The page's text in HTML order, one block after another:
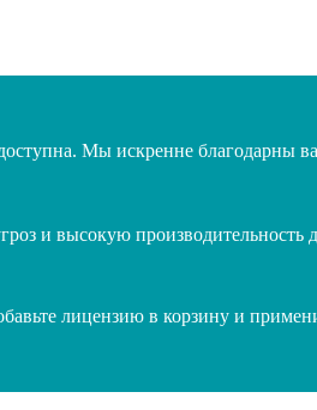
Мы искренне благодарны
и высокую производительность
лицензию в корзину и